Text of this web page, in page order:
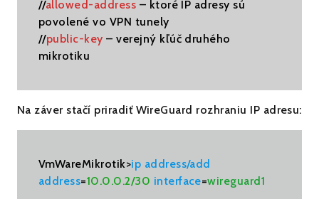
//allowed-address – ktoré IP adresy sú
povolené vo VPN tunely
//public-key – verejný kľúč druhého
mikrotiku
Na záver stačí priradiť WireGuard rozhraniu IP adresu:
VmWareMikrotik>ip address/add
address=10.0.0.2/30 interface=wireguard1